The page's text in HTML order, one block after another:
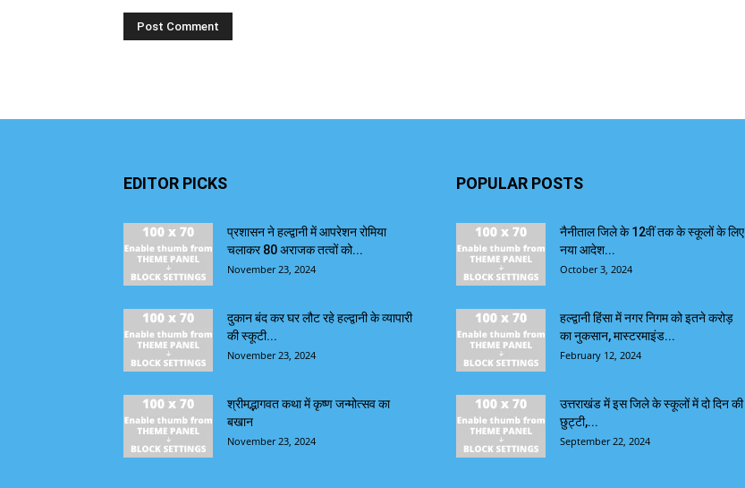
EDITOR PICKS
प्रशासन ने हल्द्वानी में आपरेशन रोमिया
चलाकर 80 अराजक तत्वों को...
November 23, 2024
दुकान बंद कर घर लौट रहे हल्द्वानी के व्यापारी
की स्कूटी...
November 23, 2024
श्रीमद्भागवत कथा में कृष्ण जन्मोत्सव का
बखान
November 23, 2024
POPULAR POSTS
नैनीताल जिले के 12वीं तक के स्कूलों के लिए
नया आदेश...
October 3, 2024
हल्द्वानी हिंसा में नगर निगम को इतने करोड़
का नुकसान, मास्टरमाइंड...
February 12, 2024
उत्तराखंड में इस जिले के स्कूलों में दो दिन की
छुट्टी,...
September 22, 2024